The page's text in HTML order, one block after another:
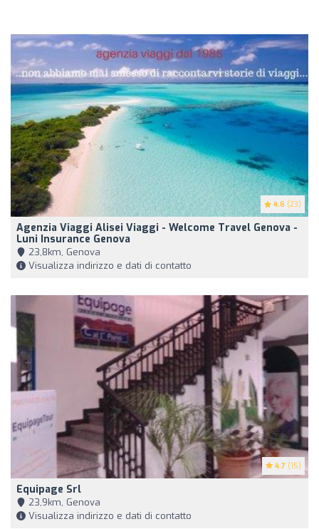
4.6 (23)
Agenzia Viaggi Alisei Viaggi - Welcome Travel Genova -
Luni Insurance Genova
23,8km, Genova
Visualizza indirizzo e dati di contatto
4.7 (15)
Equipage Srl
23,9km, Genova
Visualizza indirizzo e dati di contatto